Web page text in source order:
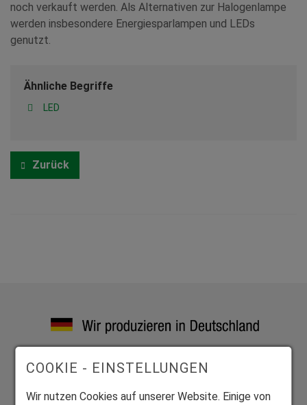
noch verkauft werden. Als Alternativen zur Halogenlampe
werden insbesondere Energiesparlampen und LEDs
genutzt.
Ähnliche Begriffe
LED
Zurück
Exklusive Bauelemente aus vier zertifizierten Werken
Wir fertigen alle Produkte individuell auf Maß.
COOKIE - EINSTELLUNGEN
Wir nutzen Cookies auf unserer Website. Einige von